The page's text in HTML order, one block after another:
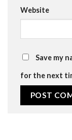
Website
Save my
for the next